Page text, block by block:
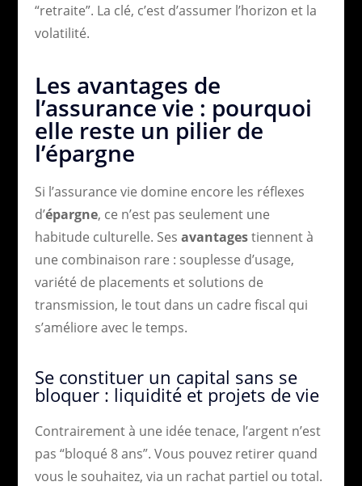
“retraite”. La clé, c’est d’assumer l’horizon et la
volatilité.
Les avantages de
l’assurance vie : pourquoi
elle reste un pilier de
l’épargne
Si l’assurance vie domine encore les réflexes
d’épargne, ce n’est pas seulement une
habitude culturelle. Ses avantagestiennent à
une combinaison rare : souplesse d’usage,
variété de placements et solutions de
transmission, le tout dans un cadre fiscal qui
s’améliore avec le temps.
Se constituer un capital sans se
bloquer : liquidité et projets de vie
Contrairement à une idée tenace, l’argent n’est
pas “bloqué 8 ans”. Vous pouvez retirer quand
vous le souhaitez, via un rachat partiel ou total.